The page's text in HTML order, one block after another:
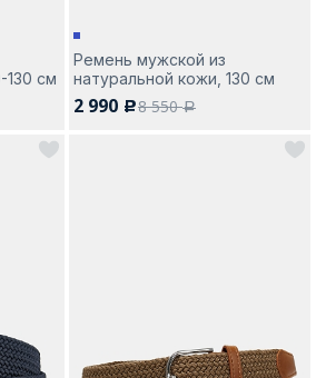
Изменить город
130 см
Ремень мужской из
натуральной кожи, 130 см
2 990 c8 550a